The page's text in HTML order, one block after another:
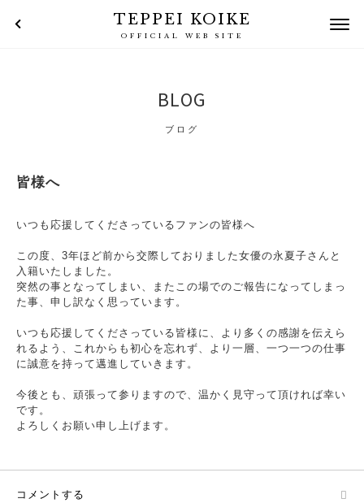
TEPPEI KOIKE
OFFICIAL WEB SITE
BLOG
ブログ
皆様へ
いつも応援してくださっているファンの皆様へ
この度、3年ほど前から交際しておりました女優の永夏子さんと
入籍いたしました。
突然の事となってしまい、またこの場でのご報告になってしまっ
た事、申し訳なく思っています。
いつも応援してくださっている皆様に、より多くの感謝を伝えら
れるよう、これからも初心を忘れず、より一層、一つ一つの仕事
に誠意を持って邁進していきます。
今後とも、頑張って参りますので、温かく見守って頂ければ幸い
です。
よろしくお願い申し上げます。
コメントする